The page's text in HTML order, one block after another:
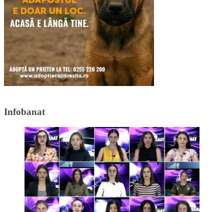
Infobanat